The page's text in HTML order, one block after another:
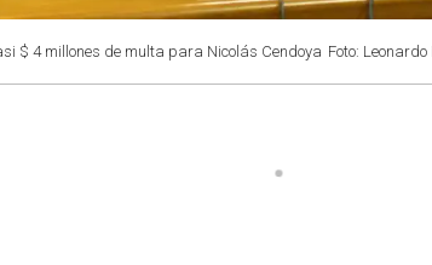
$ 4 millones de multa para Nicolás Cendoya Foto: